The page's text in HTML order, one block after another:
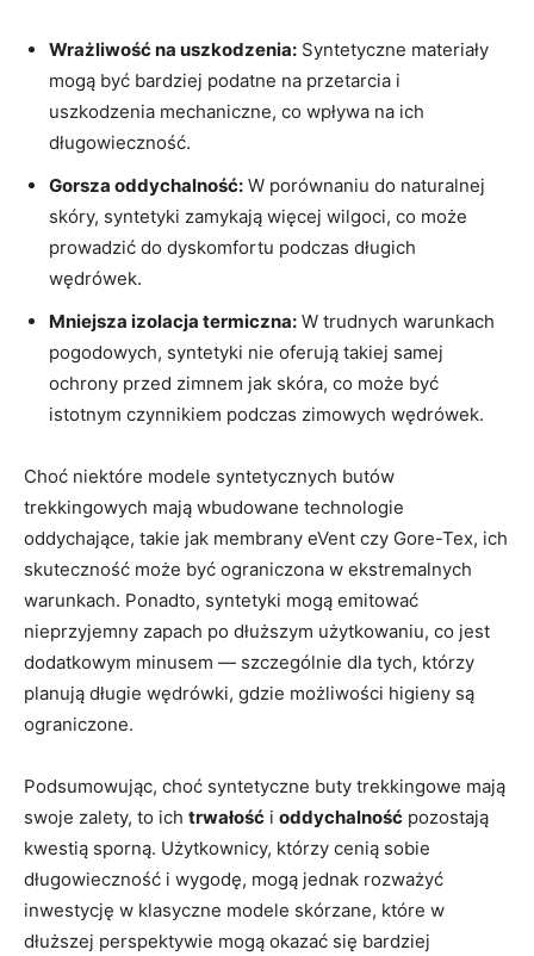
Wrażliwość na uszkodzenia: Syntetyczne materiały
mogą być bardziej podatne na przetarcia i
uszkodzenia mechaniczne, co wpływa na ich
długowieczność.
Gorsza oddychalność: W porównaniu do naturalnej
skóry, syntetyki zamykają więcej wilgoci, co może
prowadzić do dyskomfortu podczas długich
wędrówek.
Mniejsza izolacja termiczna: W trudnych warunkach
pogodowych, syntetyki nie oferują takiej samej
ochrony przed zimnem jak skóra, co może być
istotnym czynnikiem podczas zimowych wędrówek.
Choć niektóre modele syntetycznych butów
trekkingowych mają wbudowane technologie
oddychające, takie jak membrany eVent czy Gore-Tex, ich
skuteczność może być ograniczona w ekstremalnych
warunkach. Ponadto, syntetyki mogą emitować
nieprzyjemny zapach po dłuższym użytkowaniu, co jest
dodatkowym minusem — szczególnie dla tych, którzy
planują długie wędrówki, gdzie możliwości higieny są
ograniczone.
Podsumowując, choć syntetyczne buty trekkingowe mają
swoje zalety, to ich trwałość i oddychalność pozostają
kwestią sporną. Użytkownicy, którzy cenią sobie
długowieczność i wygodę, mogą jednak rozważyć
inwestycję w klasyczne modele skórzane, które w
dłuższej perspektywie mogą okazać się bardziej